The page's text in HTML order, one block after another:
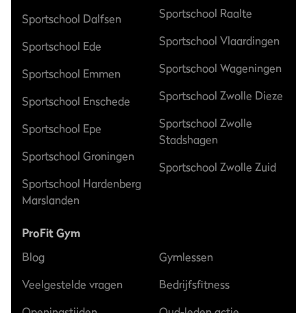
Sportschool Dalfsen
Sportschool Ede
Sportschool Emmen
Sportschool Enschede
Sportschool Epe
Sportschool Groningen
Sportschool Hardenberg
Marslanden
Sportschool Raalte
Sportschool Vlaardingen
Sportschool Wageningen
Sportschool Zwolle Dieze
Sportschool Zwolle
Stadshagen
Sportschool Zwolle Zuid
ProFit Gym
Blog
Veelgestelde vragen
Gymlessen
Bedrijfsfitness